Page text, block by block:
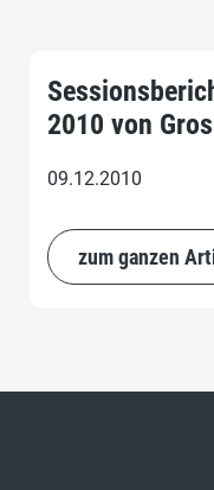
2010 von
09.12.2010
zum ganzen